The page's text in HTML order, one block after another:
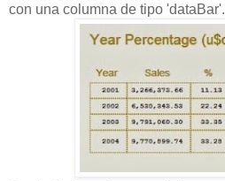
con una columna de tipo 'dataBar'.